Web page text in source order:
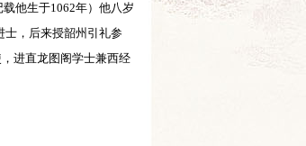
他生于1062年）他八岁
士，后来授韶州引礼参
进直龙图阁学士兼西经